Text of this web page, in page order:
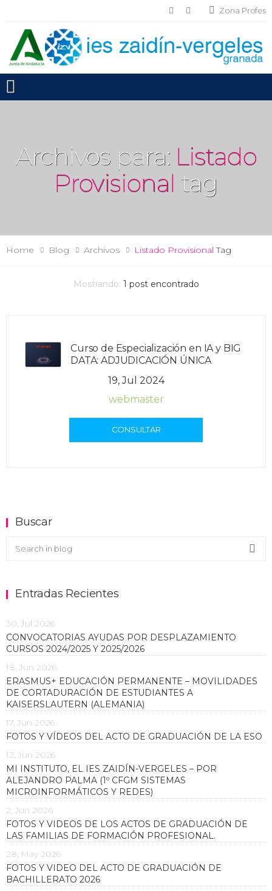
Zona Profes
Toggle mobile menu
Archivos para: Listado
Provisional tag
Home Blog Archivos Listado Provisional Tag
Mostrando: 1 post encontrado
Curso de Especialización en IA y BIG
DATA: ADJUDICACIÓN ÚNICA
19, Jul 2024
webmaster
CONSULTAR
Buscar
Buscar en el blog
Entradas Recientes
30, Jul 2026
CONVOCATORIAS AYUDAS POR DESPLAZAMIENTO
CURSOS 2024/2025 Y 2025/2026
18, Jun 2026
ERASMUS+ EDUCACIÓN PERMANENTE – MOVILIDADES
DE CORTADURACIÓN DE ESTUDIANTES A
KAISERSLAUTERN (ALEMANIA)
17, Jun 2026
FOTOS Y VÍDEOS DEL ACTO DE GRADUACIÓN DE LA ESO
12, Jun 2026
MI INSTITUTO, EL IES ZAIDÍN-VERGELES – POR
ALEJANDRO PALMA (1º CFGM SISTEMAS
MICROINFORMÁTICOS Y REDES)
2, Jun 2026
FOTOS Y VIDEOS DE LOS ACTOS DE GRADUACIÓN DE
LAS FAMILIAS DE FORMACIÓN PROFESIONAL.
28, May 2026
FOTOS Y VIDEO DEL ACTO DE GRADUACIÓN DE
BACHILLERATO 2026